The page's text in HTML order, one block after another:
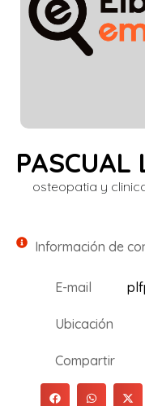
PASCUAL
osteopatia y
Información de
E-mail
Ubicación
Compartir